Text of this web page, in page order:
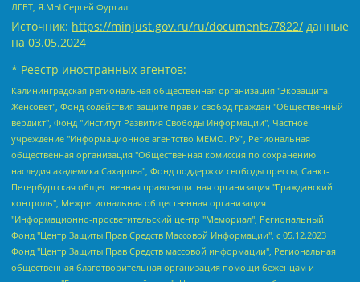
ЛГБТ, Я.МЫ Сергей Фургал
Источник: https://minjust.gov.ru/ru/documents/7822/ данные
на 03.05.2024
* Реестр иностранных агентов:
Калининградская региональная общественная организация "Экозащита!-Женсовет", Фонд содействия защите прав и свобод граждан "Общественный вердикт", Фонд "Институт Развития Свободы Информации", Частное учреждение "Информационное агентство МЕМО. РУ", Региональная общественная организация "Общественная комиссия по сохранению наследия академика Сахарова", Фонд поддержки свободы прессы, Санкт-Петербургская общественная правозащитная организация "Гражданский контроль", Межрегиональная общественная организация "Информационно-просветительский центр "Мемориал", Региональный Фонд "Центр Защиты Прав Средств Массовой Информации", с 05.12.2023 Фонд "Центр Защиты Прав Средств массовой информации", Региональная общественная благотворительная организация помощи беженцам и мигрантам "Гражданское содействие", Негосударственное образовательное учреждение дополнительного профессионального образования (повышение квалификации) специалистов "АКАДЕМИЯ ПО ПРАВАМ ЧЕЛОВЕКА", Свердловская региональная общественная организация "Сутяжник", Автономная некоммерческая организация "Центр независимых социологических исследований", Союз общественных объединений "Российский исследовательский центр по правам человека", Региональное общественное учреждение научно-информационный центр "МЕМОРИАЛ", Некоммерческая организация "Фонд защиты гласности", Автономная некоммерческая организация "Институт прав человека", Городская общественная организация "Екатеринбургское общество "МЕМОРИАЛ", Городская общественная организация "Рязанское историко-просветительское и правозащитное общество "Мемориал" (Рязанский Мемориал), Челябинский региональный орган общественной самодеятельности – женское общественное объединение "Женщины Евразии", Челябинский региональный орган общественной самодеятельности "Уральская правозащитная группа", Фонд содействия защите здоровья и социальной справедливости имени Андрея Рылькова, Автономная Некоммерческая Организация "Аналитический Центр Юрия Левады", Автономная некоммерческая организация социальной поддержки населения "Проект Апрель", Региональная общественная организация помощи женщинам и детям, находящимся в кризисной ситуации "Информационно-методический центр "Анна", Фонд содействия развитию массовых коммуникаций и правовому просвещению "Так-так-Так", Фонд содействия устойчивому развитию "Серебряная тайга", Свердловский региональный общественный фонд социальных проектов "Новое время", "Idel.Реалии", Кавказ.Реалии, Крым.Реалии, Телеканал Настоящее Время, Татаро-башкирская служба Радио Свобода (Azatliq Radiosi), Радио Свободная Европа/Радио Свобода (PCE/PC), "Сибирь.Реалии", "Фактограф", Благотворительный фонд помощи осужденным и их семьям, Автономная некоммерческая организация "Институт глобализации и социальных движений", Фонд "В защиту прав заключенных", Частное учреждение "Центр поддержки и содействия развитию средств массовой информации", Пензенский региональный общественный благотворительный фонд "Гражданский союз", "Север.Реалии", Некоммерческая организация Фонд "Правовая инициатива", Общество с ограниченной ответственностью "Радио Свободная Европа/Радио Свобода", Чешское информационное агентство "MEDIUM-ORIENT", Красноярская региональная общественная организация "Мы против СПИДа", Камалягин Денис Николаевич, Маркелов Сергей Евгеньевич, Пономарев Лев Александрович, Савицкая Людмила Алексеевна, Автономная некоммерческая организация "Центр по работе с проблемой насилия "НАСИЛИЮ.НЕТ", Межрегиональный профессиональный союз работников здравоохранения "Альянс врачей", Юридическое лицо, зарегистрированное в Латвийской Республике, SIA "Medusa Project" (регистрационный номер 40103797863, дата регистрации 10.06.2014), Некоммерческая организация "Фонд по борьбе с коррупцией", Автономная некоммерческая организация "Институт права и публичной политики", Баданин Роман Сергеевич, Гликин Максим Александрович, Железнова Мария Михайловна, Лукьянова Юлия Сергеевна, Маетная Елизавета Витальевна, Маняхин Петр Борисович, Чуракова Ольга Владимировна, Ярош Юлия Петровна, Юридическое лицо "The Insider SIA", зарегистрированное в Риге, Латвийская Республика (дата регистрации 26.06.2015), являющееся администратором доменного имени интернет-издания "The Insider SIA", https://theins.ru, Постернак Алексей Евгеньевич, Рубин Михаил Аркадьевич, Анин Роман Александрович, Юридическое лицо Istories fonds, зарегистрированное в Латвийской Республике (регистрационный номер 50008295751, дата регистрации 24.02.2020), Великовский Дмитрий Александрович, Долинина Ирина Николаевна, Мароховская Алеся Алексеевна, Шлейнов Роман Юрьевич, Шмагун Олеся Валентиновна, Общество с ограниченной ответственностью "Альтаир 2021", Общество с ограниченной ответственностью "Вега 2021", Общество с ограниченной ответственностью "Главный редактор 2021", Общество с ограниченной ответственностью "Ромашки монолит", Важенков Артем Валерьевич, Ивановская областная общественная организация "Центр гендерных исследований", Гурман Юрий Альбертович, Медиапроект "ОВД-Инфо", Егоров Владимир Владимирович, Жилинский Владимир Александрович, Общество с ограниченной ответственностью "ЗП", Иванова София Юрьевна, Карезина Инна Павловна, Кильтау Екатерина Викторовна, Петров Алексей Викторович, Пискунов Сергей Евгеньевич, Смирнов Сергей Сергеевич, Тихонов Михаил Сергеевич, Общество с ограниченной ответственностью "ЖУРНАЛИСТ-ИНОСТРАННЫЙ АГЕНТ", Арапова Галина Юрьевна, Вольтская Татьяна Анатольевна, Американская компания "Mason G.E.S. Anonymous Foundation" (США), являющаяся владельцем интернет-издания https://mnews.world/, Компания "Stichting Bellingcat", зарегистрированная в Нидерландах (дата регистрации 11.07.2018), Захаров Андрей Вячеславович, Клепиковская Екатерина Дмитриевна, Общество с ограниченной ответственностью "МЕМО", Перл Роман Александрович, Симонов Евгений Алексеевич, Соловьева Елена Анатольевна, Сотников Даниил Владимирович, Сурначева Елизавета Дмитриевна, Автономная некоммерческая организация по защите прав человека и информированию населения "Якутия – Наше Мнение", Общество с ограниченной ответственностью "Москоу диджитал медиа", с 26.01.2023 Общество с ограниченной ответственностью "Чайка Белые сады", Ветошкина Валерия Валерьевна, Заговора Максим Александрович, Межрегиональное общественное движение "Российская ЛГБТ - сеть", Оленичев Максим Владимирович, Павлов Иван Юрьевич, Скворцова Елена Сергеевна, Общество с ограниченной ответственностью "Как бы инагент", Кочетков Игорь Викторович, Общество с ограниченной ответственностью "Честные выборы", Еланчик Олег Александрович, Общество с ограниченной ответственностью "Нобелевский призыв", Гималова Регина Эмилевна, Григорьев Андрей Валерьевич, Григорьева Алина Александровна, Ассоциация по содействию защите прав призывников, альтернативнослужащих и военнослужащих "Правозащитная группа "Гражданин.Армия.Право", Хисамова Регина Фаритовна, Автономная некоммерческая организация по реализации социально-правовых программ "Лилит", Дальневосточное общественное движение "Маяк", Санкт-Петербургская ЛГБТ-инициативная группа "Выход", Инициативная группа ЛГБТ+ "Реверс", Алексеев Андрей Викторович, Бекбулатова Таисия Львовна, Беляев Иван Михайлович, Владыкина Елена Сергеевна, Гельман Марат Александрович, Никульшина Вероника Юрьевна, Толоконникова Надежда Андреевна, Шендерович Виктор Анатольевич, Общество с ограниченной ответственностью "Данное сообщение", Общество с ограниченной ответственностью Издательский дом "Новая глава", Айнбиндер Александра Александровна, Московский комьюнити-центр для ЛГБТ+инициатив, Благотворительный фонд развития филантропии, Deutsche Welle (Германия, Kurt-Schumacher-Strasse 3, 53113 Bonn), Борзунова Мария Михайловна, Воробьев Виктор Викторович, Голубева Анна Львовна, Константинова Алла Михайловна, Малкова Ирина Владимировна, Мурадов Мурад Абдулгалимович, Осетинская Елизавета Николаевна, Понасенков Евгений Николаевич, Ганапольский Матвей Юрьевич, Киселев Евгений Алексеевич, Борухович Ирина Григорьевна, Дремин Иван Тимофеевич, Дубровский Дмитрий Викторович, Красноярская региональная общественная организация поддержки и развития альтернативных образовательных технологий и межкультурных коммуникаций "ИНТЕРРА", Маяковская Екатерина Алексеевна, Фейгин Марк Захарович, Филимонов Андрей Викторович, Дзугкоева Регина Николаевна, Доброхотов Роман Александрович, Дудь Юрий Александрович, Елкин Сергей Владимирович, Кругликов Кирилл Игоревич, Сабунаева Мария Леонидовна, Семенов Алексей Владимирович, Шаинян Карен Багратович, Шульман Екатерина Михайловна, Асафьев Артур Валерьевич, Вахштайн Виктор Семенович, Венедиктов Алексей Алексеевич, Лушникова Екатерина Евгеньевна, Волков Леонид Михайлович, Невзоров Александр Глебович, Пархоменко Сергей Борисович, Сироткин Ярослав Николаевич, Кара-Мурза Владимир Владимирович, Баранова Наталья Владимировна, Гозман Леонид Яковлевич, Кагарлицкий Борис Юльевич, Климарев Михаил Валерьевич, Милов Владимир Станиславович, Автономная некоммерческая организация Краснодарский центр современного искусства "Типография", Моргенштерн Алишер Тагирович, Соболь Любовь Эдуардовна, Общество с ограниченной ответственностью "ЛИЗА НОРМ", Каспаров Гарри Кимович, Ходорковский Михаил Борисович, Общество с ограниченной ответственностью "Апрельские тезисы", Данилович Ирина Брониславовна, Кашин Олег Владимирович, Петров Николай Владимирович, Пивоваров Алексей Владимирович, Соколов Михаил Владимирович, Цветкова Юлия Владимировна, Чичваркин Евгений Александрович, Комитет против пыток/Команда против пыток, Общество с ограниченной ответственностью "Первый научный", Общество с ограниченной ответственностью "Вертолет и ко", Белоцерковская Вероника Борисовна, Кац Максим Евгеньевич, Лазарева Татьяна Юрьевна, Шаведдинов Руслан Табризович, Яшин Илья Валерьевич, Общество с ограниченной ответственностью "Иноагент ААВ", Алешковский Дмитрий Петрович, Альбац Евгения Марковна, Быков Дмитрий Львович, Галямина Юлия Евгеньевна, Лойко Сергей Леонидович, Мартынов Кирилл Константинович, Медведев Сергей Александрович, Крашенинников Федор Геннадиевич, Гордеева Катерина Вл